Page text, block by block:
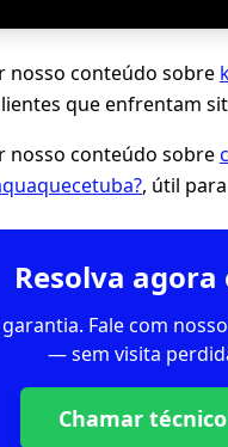
nosso conteúdo sobre
que enfrentam
nosso conteúdo sobre
, útil
Resolva agora
Fale com
— sem visita
Chamar